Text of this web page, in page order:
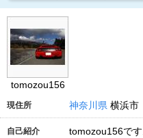
tomozou156
現住所 神奈川県 横浜市
自己紹介 tomozou156です